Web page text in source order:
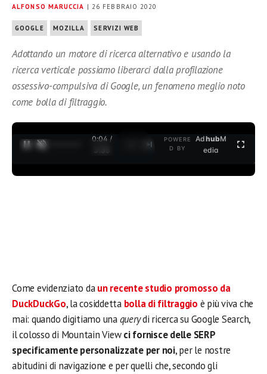
ALFONSO MARUCCIA | 26 FEBBRAIO 2020
GOOGLE MOZILLA SERVIZI WEB
Adottando un motore di ricerca alternativo e usando la
ricerca verticale possiamo liberarci dalla profilazione
ossessivo-compulsiva di Google, un fenomeno meglio noto
come bolla di filtraggio.
0:04 /
3:35
POWERE
D BY
AdhubM
edia
Come evidenziato daun recente studio promosso da
DuckDuckGo, la cosiddetta bolla di filtraggio è più viva che
mai: quando digitiamo unaquerydi ricerca su Google Search,
il colosso di Mountain Viewci fornisce delle SERP
specificamente personalizzate per noi, per le nostre
abitudini di navigazione e per quelli che, secondo gli